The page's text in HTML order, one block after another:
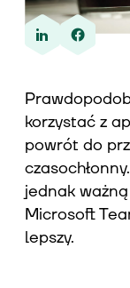
O nas
Kontakt
korzystać z
powrót do
jednak
Microsoft
lepszy.